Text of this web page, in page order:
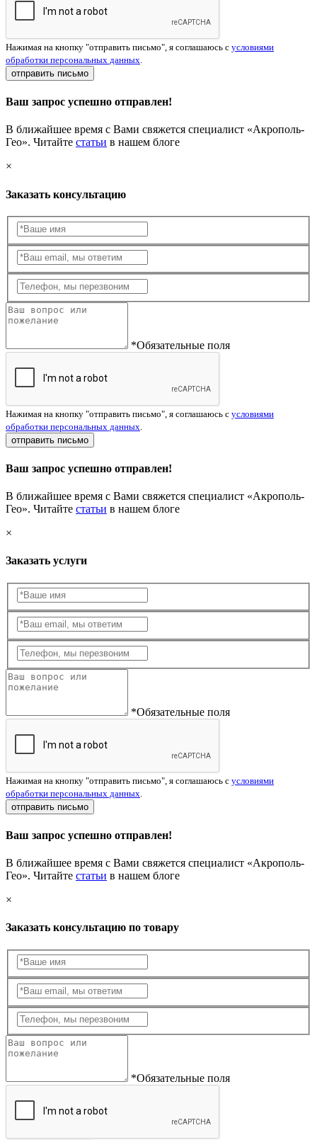
Нажимая на кнопку "отправить письмо", я соглашаюсь с условиями
обработки персональных данных
отправить письмо
Ваш запрос успешно отправлен!
В ближайшее время с Вами свяжется специалист «Акрополь-
Гео». Читайте статьи в нашем блоге
×
Заказать консультацию
*Обязательные поля
Нажимая на кнопку "отправить письмо", я соглашаюсь с условиями
обработки персональных данных
отправить письмо
Ваш запрос успешно отправлен!
В ближайшее время с Вами свяжется специалист «Акрополь-
Гео». Читайте статьи в нашем блоге
×
Заказать услуги
*Обязательные поля
Нажимая на кнопку "отправить письмо", я соглашаюсь с условиями
обработки персональных данных
отправить письмо
Ваш запрос успешно отправлен!
В ближайшее время с Вами свяжется специалист «Акрополь-
Гео». Читайте статьи в нашем блоге
×
Заказать консультацию по товару
*Обязательные поля